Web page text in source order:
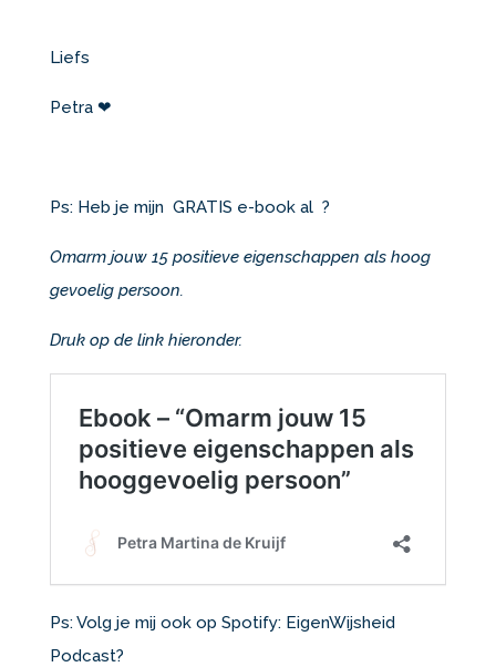
Liefs
Petra ❤
Ps: Heb je mijn GRATIS e-book al ?
Omarm jouw 15 positieve eigenschappen als hoog
gevoelig persoon.
Druk op de link hieronder.
Ps: Volg je mij ook op Spotify: EigenWijsheid
Podcast?